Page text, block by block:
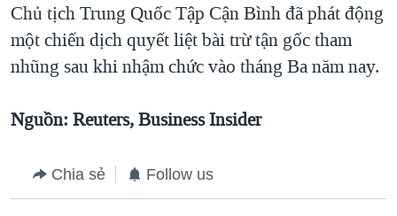
Chủ tịch Trung Quốc Tập Cận Bình đã phát động
một chiến dịch quyết liệt bài trừ tận gốc tham
nhũng sau khi nhậm chức vào tháng Ba năm nay.
Nguồn: Reuters, Business Insider
Chia sẻ Follow us